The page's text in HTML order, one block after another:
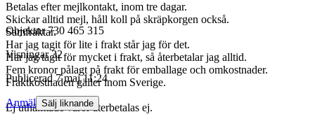
Betalas efter mejlkontakt, inom tre dagar.
Skickar alltid mejl, håll koll på skräpkorgen också.
Samfraktar.
Har jag tagit för lite i frakt står jag för det.
Har jag tagit för mycket i frakt, så återbetalar jag alltid.
Fem kronor pålagt på frakt för emballage och omkostnader.
Fraktkostnaden gäller inom Sverige.
Ej uthämtade varor återbetalas ej.
Objektnr 730 465 315
Visningar 32
Publicerad 7 maj 11:24
Anmäl Sälj liknande